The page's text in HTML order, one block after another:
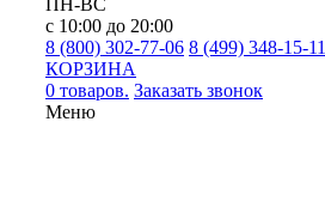
ПН-ВС
с 10:00 до 20:00
8 (800) 302-77-06 8 (499) 348-15-11
КОРЗИНА
0 товаров. Заказать звонок
Меню